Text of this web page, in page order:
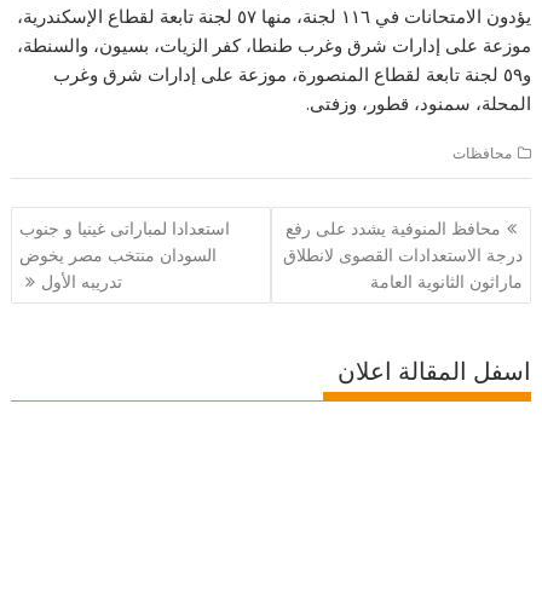
يؤدون الامتحانات في ١١٦ لجنة، منها ٥٧ لجنة تابعة لقطاع الإسكندرية،
موزعة على إدارات شرق وغرب طنطا، كفر الزيات، بسيون، والسنطة،
و٥٩ لجنة تابعة لقطاع المنصورة، موزعة على إدارات شرق وغرب
المحلة، سمنود، قطور، وزفتى.
محافظات
تصفّح
المقالات
محافظ المنوفية يشدد على رفع
درجة الاستعدادات القصوى لانطلاق
ماراثون الثانوية العامة
استعدادا لمباراتى غينيا و جنوب
السودان منتخب مصر يخوض
تدريبه الأول
اسفل المقالة اعلان